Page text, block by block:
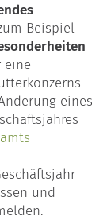
Beispiel
eine
eines
und